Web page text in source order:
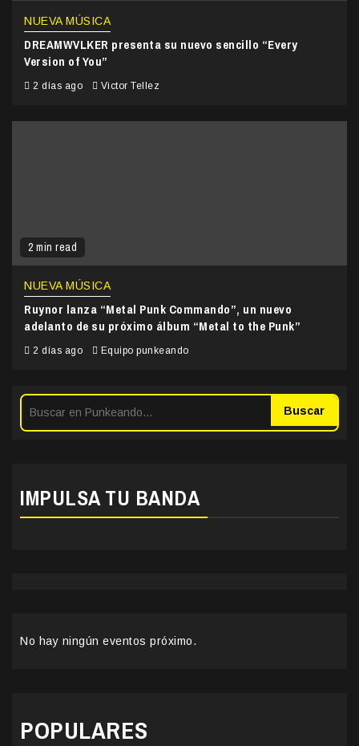
NUEVA MÚSICA
DREAMWVLKER presenta su nuevo sencillo “Every
Version of You”
2 días ago Victor Tellez
2 min read
NUEVA MÚSICA
Ruynor lanza “Metal Punk Commando”, un nuevo
adelanto de su próximo álbum “Metal to the Punk”
2 días ago Equipo punkeando
Buscar
IMPULSA TU BANDA
No hay ningún eventos próximo.
POPULARES